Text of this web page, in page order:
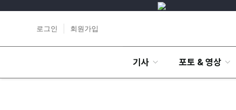
로그인 회원가입
기사 포토 & 영상